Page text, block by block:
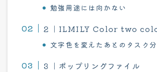
勉強用途には向かない
２｜ILMILY Color two
文字色を変えたあとのタスク
３｜ポップリングファイル